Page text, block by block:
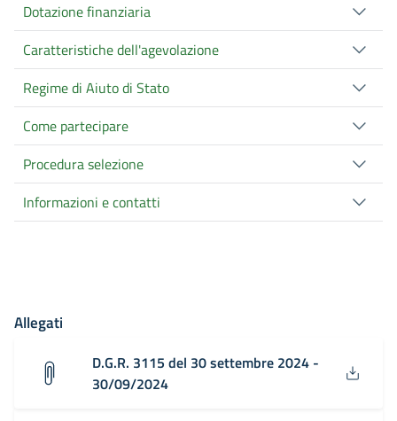
Dotazione finanziaria
Caratteristiche dell'agevolazione
Regime di Aiuto di Stato
Come partecipare
Procedura selezione
Informazioni e contatti
Allegati
D.G.R. 3115 del 30 settembre 2024 -
30/09/2024